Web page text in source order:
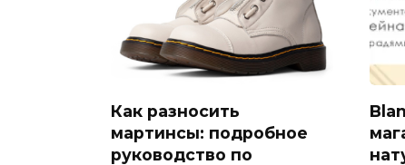
Как разносить
мартинсы: подробное
руководство по